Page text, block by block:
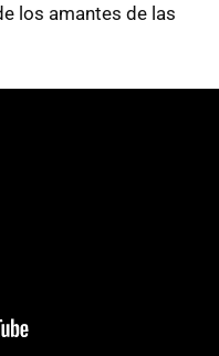
los amantes de las